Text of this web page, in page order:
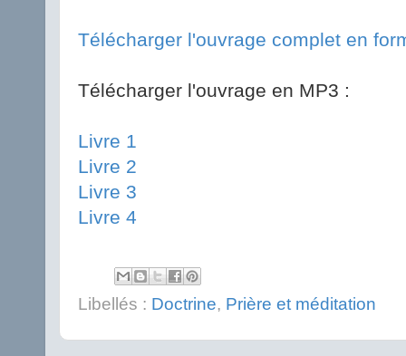
Télécharger l'ouvrage complet en
Télécharger l'ouvrage en MP3 :
Livre 1
Livre 2
Livre 3
Livre 4
Libellés : Doctrine, Prière et méditation